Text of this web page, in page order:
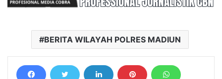
BERITA WILAYAH POLRES MADIUN